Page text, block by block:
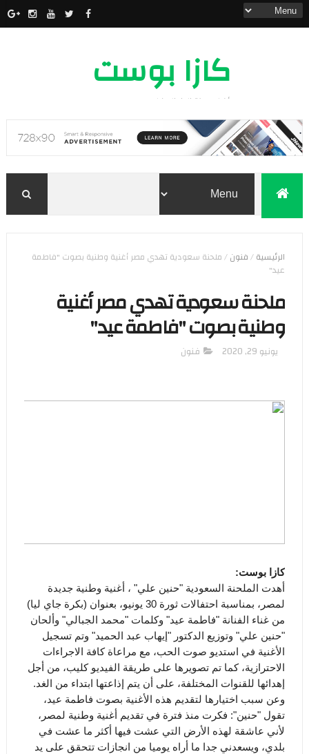
كازا بوست
أخبار مدينة الدار البيضاء
الرئيسية/فنون/ملحنة سعودية تهدي مصر أغنية وطنية بصوت "فاطمة
عيد"
ملحنة سعودية تهدي مصر أغنية
وطنية بصوت "فاطمة عيد"
يونيو 29, 2020 فنون
كازا بوست:
أهدت الملحنة السعودية "حنين علي" ، أغنية وطنية جديدة
لمصر، بمناسبة احتفالات ثورة 30 يونيو، بعنوان (بكرة جاي ليا)
من غناء الفنانة "فاطمة عيد" وكلمات "محمد الجبالي" وألحان
"حنين علي" وتوزيع الدكتور "إيهاب عبد الحميد" وتم تسجيل
الأغنية في استديو صوت الحب، مع مراعاة كافة الاجراءات
الاحترازية، كما تم تصويرها على طريقة الفيديو كليب، من أجل
إهدائها للقنوات المختلفة، على أن يتم إذاعتها ابتداء من الغد.
وعن سبب اختيارها لتقديم هذه الأغنية بصوت فاطمة عيد،
تقول "حنين": فكرت منذ فترة في تقديم أغنية وطنية لمصر،
لأني عاشقة لهذه الأرض التي عشت فيها أكثر ما عشت في
بلدي، ويسعدني جدا ما أراه يوميا من انجازات تتحقق على يد